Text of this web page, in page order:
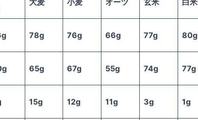
大麦 小麦 オーツ 玄米 白米
78g 76g 66g 77g 80g
65g 67g 55g 74g 77g
15g 12g 11g 3g 1g